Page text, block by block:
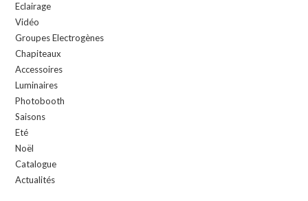
Eclairage
Vidéo
Groupes Electrogènes
Chapiteaux
Accessoires
Luminaires
Photobooth
Saisons
Eté
Noël
Catalogue
Actualités